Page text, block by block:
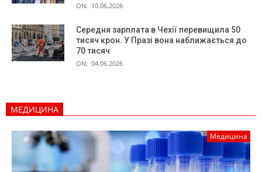
ON: 10.06.2026
Середня зарплата в Чехії перевищила 50
тисяч крон. У Празі вона наближається до
70 тисяч
ON: 04.06.2026
МЕДИЦИНА
Медицина